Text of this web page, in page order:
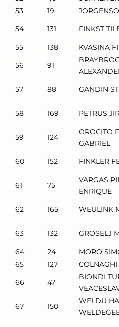
53
19
54
131 FINKST
55
138 KVASINA
56
91
57
88 GANDIN
58
169 PETRUS
59
124
OROCITO
GABRIEL
60 152 FINKLER
61
75
VARGAS
ENRIQUE
62
165 WEULINK
63
132 GROSELJ
64
24 MORO
65
127 COLNAGHI
66
47
BIONDI
67 150
WELDU